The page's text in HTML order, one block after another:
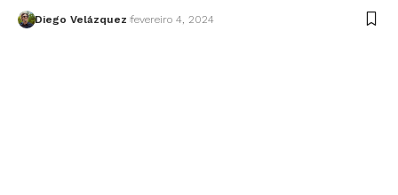
Diego Velázquez fevereiro 4, 2024